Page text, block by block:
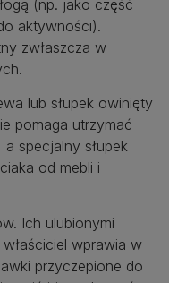
(np. jako część
aktywności).
zwłaszcza w
lub słupek owinięty
pomaga utrzymać
specjalny słupek
od mebli i
Ich ulubionymi
wprawia w
przyczepione do